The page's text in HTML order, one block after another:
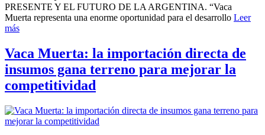
PRESENTE Y EL FUTURO DE LA ARGENTINA. “Vaca
Muerta representa una enorme oportunidad para el desarrollo Leer
más
Vaca Muerta: la importación directa de
insumos gana terreno para mejorar la
competitividad